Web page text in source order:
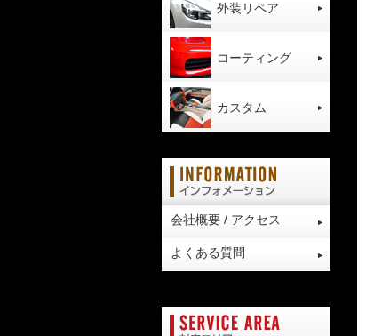
外装リペア
コーティング
カスタム
会社概要 / アクセス
よくある質問